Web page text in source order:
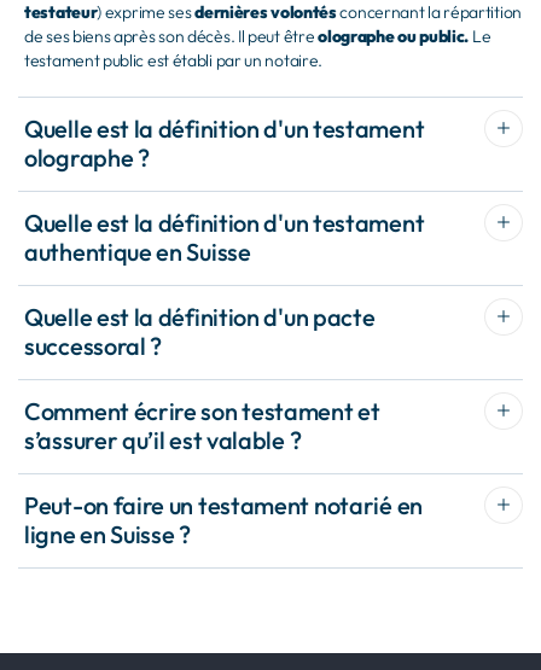
testateur) exprime sesdernières volontésconcernant la répartition
de ses biens après son décès. Il peut êtreolographe ou public. Le
testament public est établi par un notaire.
Quelle est la définition d'un testament
olographe ?
Quelle est la définition d'un testament
authentique en Suisse
Quelle est la définition d'un pacte
successoral ?
Comment écrire son testament et
s’assurer qu’il est valable ?
Peut-on faire un testament notarié en
ligne en Suisse ?